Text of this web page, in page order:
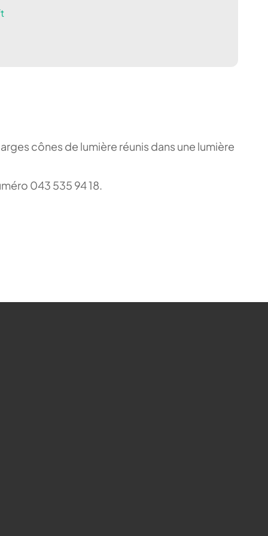
cônes de lumière réunis dans une lumière
043 535 94 18.